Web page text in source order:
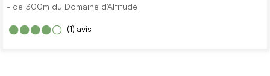
- de 300m du Domaine d'Altitude
avis
(1)